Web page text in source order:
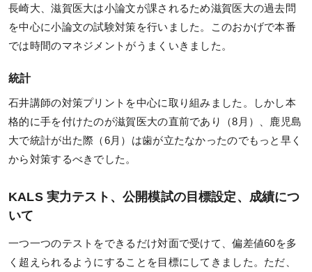
長崎大、滋賀医大は小論文が課されるため滋賀医大の過去問
を中心に小論文の試験対策を行いました。このおかげで本番
では時間のマネジメントがうまくいきました。
統計
石井講師の対策プリントを中心に取り組みました。しかし本
格的に手を付けたのが滋賀医大の直前であり（8月）、鹿児島
大で統計が出た際（6月）は歯が立たなかったのでもっと早く
から対策するべきでした。
KALS 実力テスト、公開模試の目標設定、成績につ
いて
一つ一つのテストをできるだけ対面で受けて、偏差値60を多
く超えられるようにすることを目標にしてきました。ただ、